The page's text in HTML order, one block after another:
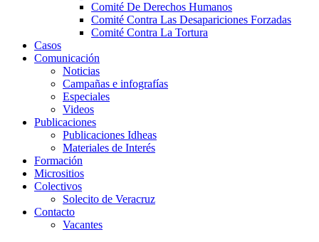
Comité De Derechos Humanos​
Comité Contra Las Desapariciones Forzadas
Comité Contra La Tortura​
Casos
Comunicación
Noticias
Campañas e infografías
Especiales
Videos
Publicaciones
Publicaciones Idheas
Materiales de Interés
Formación
Micrositios
Colectivos
Solecito de Veracruz
Contacto
Vacantes